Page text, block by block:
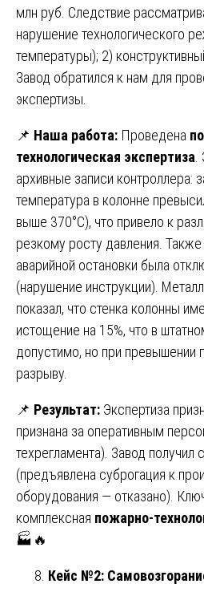
млн руб. Следствие
нарушение технологического
температуры); 2)
Завод обратился к нам для
экспертизы.
📌 Наша работа: Проведена
технологическая экспертиза
архивные записи контроллера:
температура в колонне
выше 370°C), что привело к
резкому росту давления.
аварийной остановки была
(нарушение инструкции).
показал, что стенка колонны
истощение на 15%, что в
допустимо, но при превышении
разрыву.
📌 Результат: Экспертиза
признана за оперативным
техрегламента). Завод получил
(предъявлена суброгация к
оборудования — отказано).
комплексная пожарно-
🏭🔥
Кейс №2: